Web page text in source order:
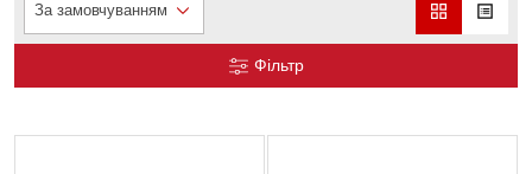
За замовчуванням
Фільтр